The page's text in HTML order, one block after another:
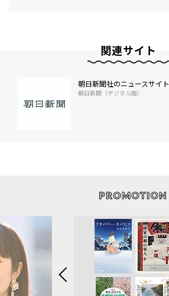
関連サイト
朝日新聞社のニュースサイト
朝日新聞（デジタル版）